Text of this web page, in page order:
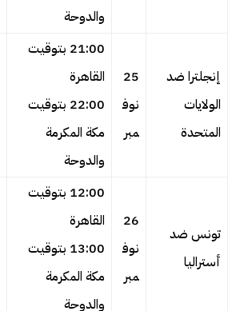
والدوحة
إنجلترا ضد
الولايات
المتحدة
25
نوف
مبر
21:00 بتوقيت
القاهرة
22:00 بتوقيت
مكة المكرمة
والدوحة
تونس ضد
أستراليا
26
نوف
مبر
12:00 بتوقيت
القاهرة
13:00 بتوقيت
مكة المكرمة
والدوحة